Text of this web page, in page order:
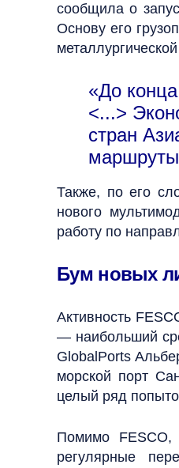
сообщила о
Основу его
«До
<...>
стран
Также, по его
нового
работу по
Бум новых
Активность
— наибольший
GlobalPorts
морской порт
целый ряд
Помимо FESCO,
регулярные